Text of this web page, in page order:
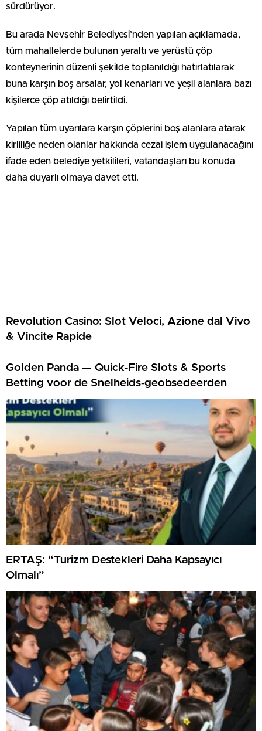
sürdürüyor.
Bu arada Nevşehir Belediyesi’nden yapılan açıklamada,
tüm mahallelerde bulunan yeraltı ve yerüstü çöp
konteynerinin düzenli şekilde toplanıldığı hatırlatılarak
buna karşın boş arsalar, yol kenarları ve yeşil alanlara bazı
kişilerce çöp atıldığı belirtildi.
Yapılan tüm uyarılara karşın çöplerini boş alanlara atarak
kirliliğe neden olanlar hakkında cezai işlem uygulanacağını
ifade eden belediye yetkilileri, vatandaşları bu konuda
daha duyarlı olmaya davet etti.
Revolution Casino: Slot Veloci, Azione dal Vivo
& Vincite Rapide
Golden Panda — Quick‑Fire Slots & Sports
Betting voor de Snelheids‑geobsedeerden
ERTAŞ: “Turizm Destekleri Daha Kapsayıcı
Olmalı”